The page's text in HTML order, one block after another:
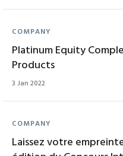
COMPANY
Platinum Equity
Products
3 Jan 2022
COMPANY
Laissez votre